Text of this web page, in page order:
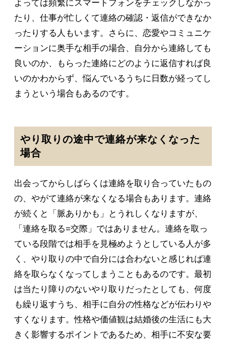
よっては頻繁にスマートフォンをチェックしなかっ
たり、仕事が忙しくて連絡の確認・返信ができなか
ったりする人もいます。さらに、恋愛やコミュニケ
ーションに奥手な相手の場合、自分から連絡しても
良いのか、もらった連絡にどのように返信すれば良
いのかわからず、悩んでいるうちに日数が経ってし
まうという場合もあるのです。
やり取りの途中で連絡が来なくなった
場合
出会ってからしばらくは連絡を取り合っていたもの
の、やがて連絡が来なくなる場合もあります。連絡
が続くと「脈ありかも」とうれしくなりますが、
「連絡を取る=交際」ではありません。連絡を取っ
ている段階では相手を見極めようとしている人が多
く、やり取りの中で自分には合わないと感じれば連
絡を取らなくなってしまうこともあるのです。最初
は当たり障りのないやり取りだったとしても、何度
も繰り返すうち、相手に自分の性格などが伝わりや
すくなります。性格や価値観は結婚後の生活にも大
きく影響するポイントであるため、相手に不安な要